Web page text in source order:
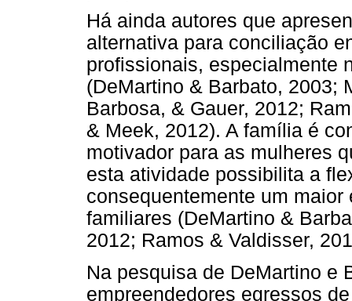
Há ainda autores que
alternativa para conciliação
profissionais, especialmente
(DeMartino & Barbato, 2003;
Barbosa, & Gauer, 2012;
& Meek, 2012). A família é
motivador para as mulheres
esta atividade possibilita a
consequentemente um
familiares (DeMartino &
2012; Ramos & Valdisser,
Na pesquisa de DeMartino e
empreendedores egressos